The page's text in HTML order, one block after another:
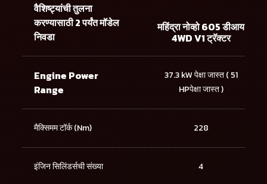
वैशिष्ट्यांची तुलना
करण्यासाठी 2 पर्यंत मॉडेल
निवडा
महिंद्रा नोव्हो 605 डीआय
4WD V1 ट्रॅक्टर
Engine Power
Range
37.3 kW पेक्षा जास्त ( 51
HPपेक्षा जास्त )
मैक्सिमम टॉर्क (Nm) 228
इंजिन सिलिंडर्सची संख्या 4